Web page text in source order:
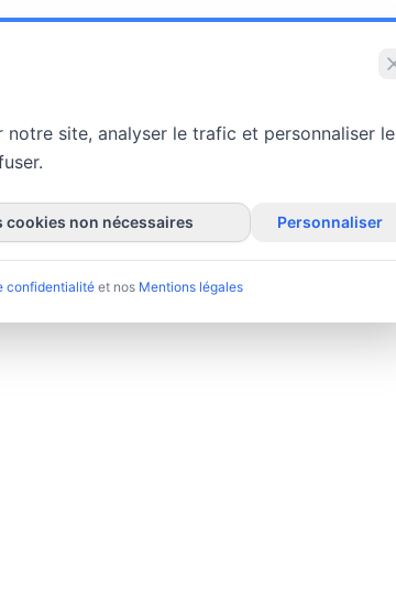
site, analyser le trafic et personnaliser le
cookies non nécessaires Personnaliser
confidentialitéet nos Mentions légales